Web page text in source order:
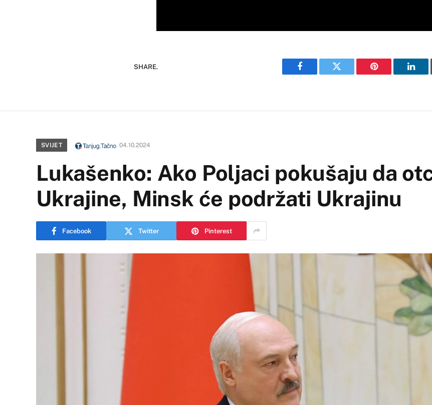
SHARE.
Facebook Twitter Pinterest
SVIJET 04.10.2024
Lukašenko: Ako Poljaci pokušaju da
Ukrajine, Minsk će podržati Ukrajinu
Facebook Twitter Pinterest